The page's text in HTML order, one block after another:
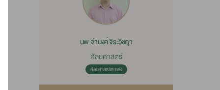
นพ.จำนงค์ จิระวิชฎา
ศัลยศาสตร์
ศัลยศาสตร์ตกแต่ง